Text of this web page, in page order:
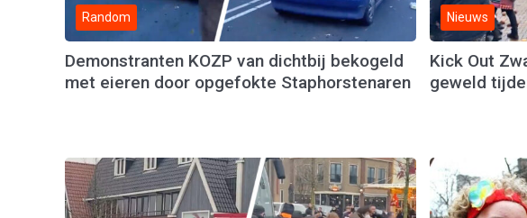
Random
Demonstranten KOZP van dichtbij bekogeld
met eieren door opgefokte Staphorstenaren
Nieuws
Kick Out
geweld